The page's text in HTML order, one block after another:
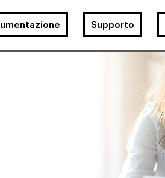
Supporto